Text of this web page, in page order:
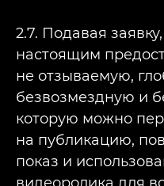
2.7. Подавая
настоящим
не отзываемую,
безвозмездную и
которую можно
на публикацию,
показ и